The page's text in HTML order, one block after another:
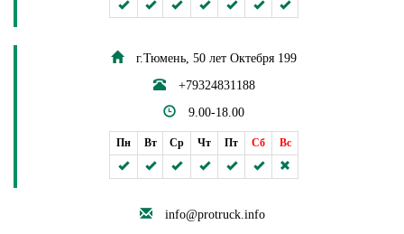
г.Тюмень, 50 лет Октебря 199
+79324831188
9.00-18.00
Пн Вт Ср Чт Пт Сб Вс
info@protruck.info